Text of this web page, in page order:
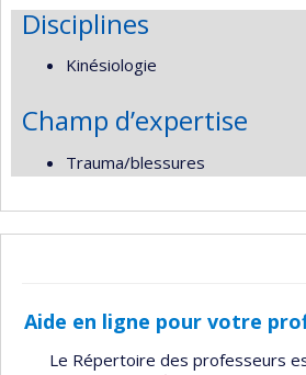
Disciplines
Kinésiologie
Champ d’expertise
Trauma/blessures
Aide en ligne pour votre
Le Répertoire des professeurs